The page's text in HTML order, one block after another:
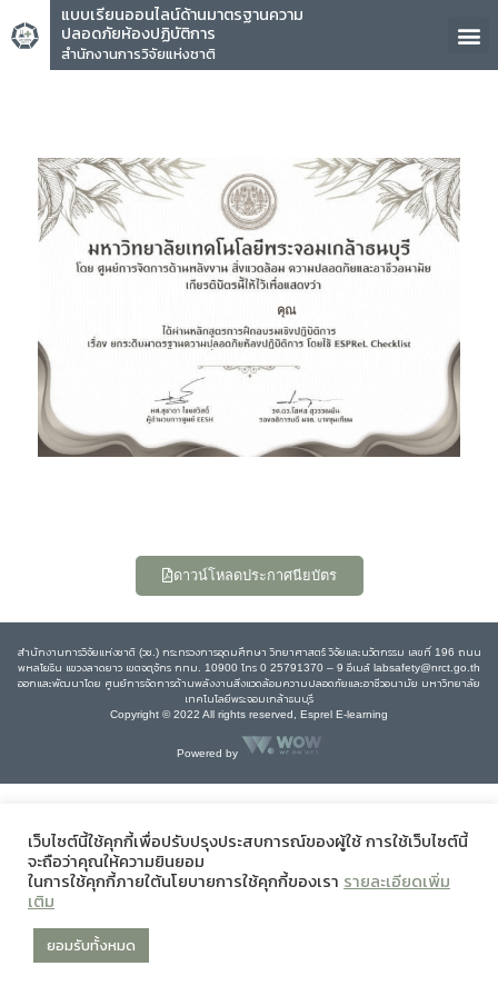
แบบเรียนออนไลน์ด้านมาตรฐานความ
ปลอดภัยห้องปฏิบัติการ
สำนักงานการวิจัยแห่งชาติ
คุณ
ดาวน์โหลดประกาศนียบัตร
สำนักงานการวิจัยแห่งชาติ (วช.) กระทรวงการอุดมศึกษา วิทยาศาสตร์ วิจัยและนวัตกรรม เลขที่ 196 ถนน
พหลโยธิน แขวงลาดยาว เขตจตุจักร กทม. 10900 โทร 0 25791370 – 9 อีเมล์ labsafety@nrct.go.th
ออกและพัฒนาโดย ศูนย์การจัดการด้านพลังงานสิ่งแวดล้อมความปลอดภัยและอาชีวอนามัย มหาวิทยาลัย
เทคโนโลยีพระจอมเกล้าธนบุรี
Copyright © 2022 All rights reserved, Esprel E-learning
Powered by
เว็บไซต์นี้ใช้คุกกี้เพื่อปรับปรุงประสบการณ์ของผู้ใช้ การใช้เว็บไซต์นี้
จะถือว่าคุณให้ความยินยอม
ในการใช้คุกกี้ภายใต้นโยบายการใช้คุกกี้ของเรา รายละเอียดเพิ่ม
เติม
ยอมรับทั้งหมด